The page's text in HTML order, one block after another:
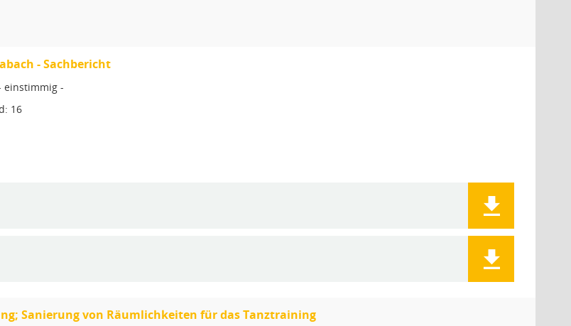
- Sachbericht
einstimmig -
16
Sanierung von Räumlichkeiten für das Tanztraining